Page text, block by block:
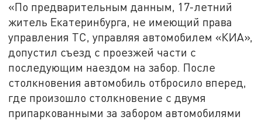
«По предварительным данным, 17-летний
житель Екатеринбурга, не имеющий права
управления ТС, управляя автомобилем «КИА»,
допустил съезд с проезжей части с
последующим наездом на забор. После
столкновения автомобиль отбросило вперед,
где произошло столкновение с двумя
припаркованными за забором автомобилями